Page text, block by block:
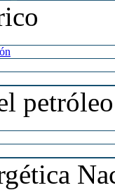
petróleo